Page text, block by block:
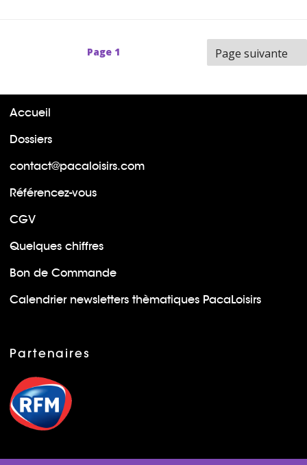
Page 1 Page suivante
Accueil
Dossiers
contact@pacaloisirs.com
Référencez-vous
CGV
Quelques chiffres
Bon de Commande
Calendrier newsletters thèmatiques PacaLoisirs
Partenaires